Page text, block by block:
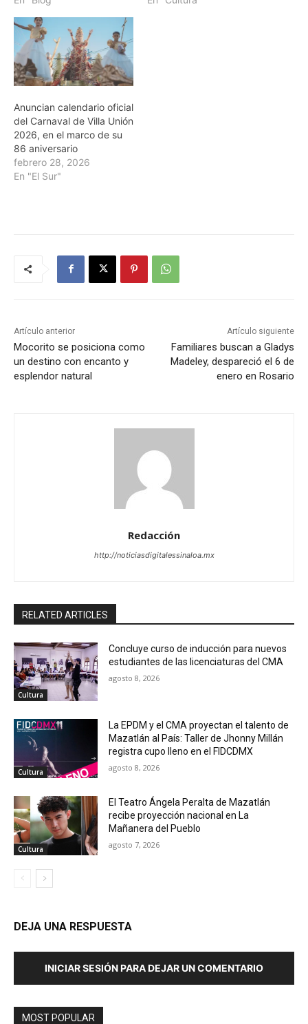
Anuncian calendario oficial
del Carnaval de Villa Unión
2026, en el marco de su
86 aniversario
febrero 28, 2026
En "El Sur"
Artículo anterior
Mocorito se posiciona como
un destino con encanto y
esplendor natural
Artículo siguiente
Familiares buscan a Gladys
Madeley, despareció el 6 de
enero en Rosario
Redacción
http://noticiasdigitalessinaloa.mx
RELATED ARTICLES
Cultura
Concluye curso de inducción para nuevos
estudiantes de las licenciaturas del CMA
agosto 8, 2026
Cultura
La EPDM y el CMA proyectan el talento de
Mazatlán al País: Taller de Jhonny Millán
registra cupo lleno en el FIDCDMX
agosto 8, 2026
Cultura
El Teatro Ángela Peralta de Mazatlán
recibe proyección nacional en La
Mañanera del Pueblo
agosto 7, 2026
DEJA UNA RESPUESTA
INICIAR SESIÓN PARA DEJAR UN COMENTARIO
MOST POPULAR